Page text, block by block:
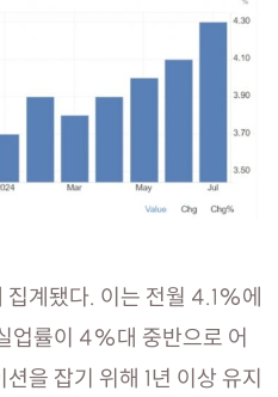
계됐다. 이는 전월 4.1%에
업률이 4%대 중반으로 어
을 잡기 위해 1년 이상 유지